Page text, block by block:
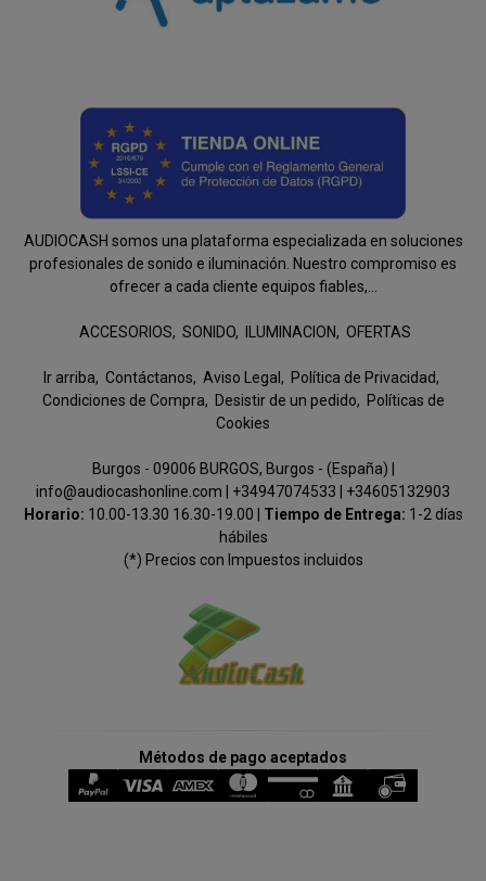
AUDIOCASH somos una plataforma especializada en soluciones
profesionales de sonido e iluminación. Nuestro compromiso es
ofrecer a cada cliente equipos fiables,...
ACCESORIOS SONIDO ILUMINACION OFERTAS
Ir arriba Contáctanos Aviso Legal
Política de Privacidad
Condiciones de Compra
Desistir de un pedido
Políticas de
Cookies
Burgos - 09006 BURGOS, Burgos - (España) |
info@audiocashonline.com | +34947074533
+34605132903
Horario: 10.00-13.30 16.30-19.00 | Tiempo de Entrega: 1-2 días
hábiles
(*) Precios con Impuestos incluidos
Métodos de pago aceptados